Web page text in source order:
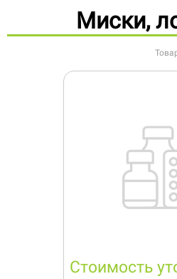
Миски,
Стоимость